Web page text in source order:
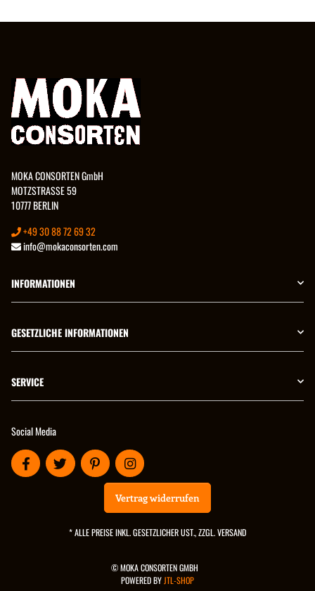
MOKA CONSORTEN GmbH
MOTZSTRASSE 59
10777 BERLIN
+49 30 88 72 69 32
info@mokaconsorten.com
INFORMATIONEN
GESETZLICHE INFORMATIONEN
SERVICE
Social Media
Vertrag widerrufen
* ALLE PREISE INKL. GESETZLICHER UST., ZZGL.VERSAND
© MOKA CONSORTEN GMBH
POWERED BY JTL-SHOP